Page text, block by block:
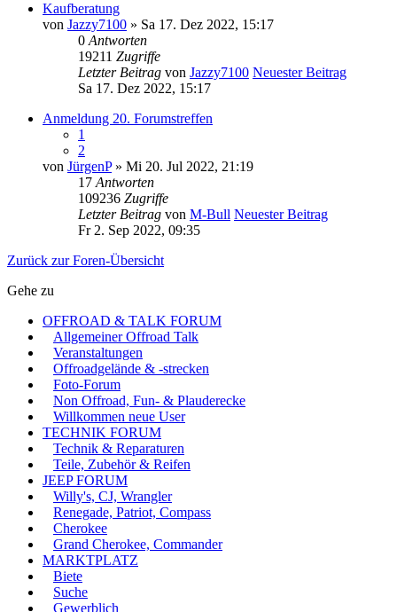
Kaufberatung
von Jazzy7100 » Sa 17. Dez 2022, 15:17
0 Antworten
19211 Zugriffe
Letzter Beitrag von Jazzy7100 Neuester Beitrag
Sa 17. Dez 2022, 15:17
Anmeldung 20. Forumstreffen
1
2
von JürgenP» Mi 20. Jul 2022, 21:19
17 Antworten
109236 Zugriffe
Letzter Beitrag von M-Bull Neuester Beitrag
Fr 2. Sep 2022, 09:35
Zurück zur Foren-Übersicht
Gehe zu
OFFROAD & TALK FORUM
Allgemeiner Offroad Talk
Veranstaltungen
Offroadgelände & -strecken
Foto-Forum
Non Offroad, Fun- & Plauderecke
Willkommen neue User
TECHNIK FORUM
Technik & Reparaturen
Teile, Zubehör & Reifen
JEEP FORUM
Willy's, CJ, Wrangler
Renegade, Patriot, Compass
Cherokee
Grand Cherokee, Commander
MARKTPLATZ
Biete
Suche
Gewerblich